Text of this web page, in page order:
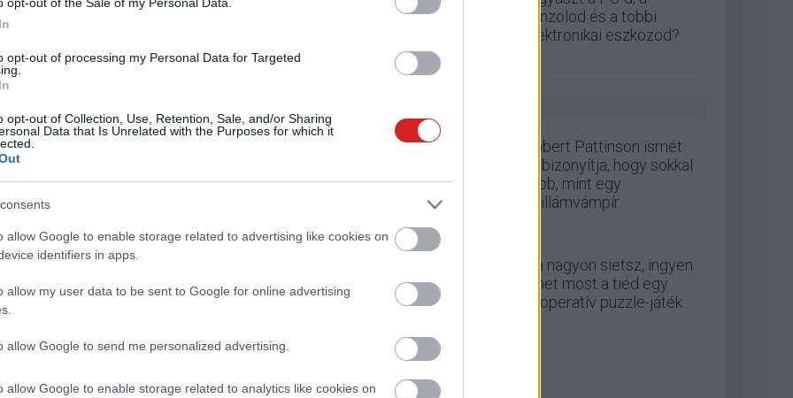
opt-out of processing my Personal Data for Targeted
opt-out of Collection, Use, Retention, Sale, and/or Sharing
Data that Is Unrelated with the Purposes for which it
allow Google to enable storage related to advertising like cookies on
identifiers in apps.
allow my user data to be sent to Google for online advertising
allow Google to send me personalized advertising.
allow Google to enable storage related to analytics like cookies on
balatoni kardioösvény (X)
intelligencia #mesekönyv
konzolod és a többi
elektronikai eszközöd?
Robert Pattinson ismét
bebizonyítja, hogy sokkal
több, mint egy
csillámvámpír
Ha nagyon sietsz, ingyen
lehet most a tiéd egy
kooperatív puzzle-játék